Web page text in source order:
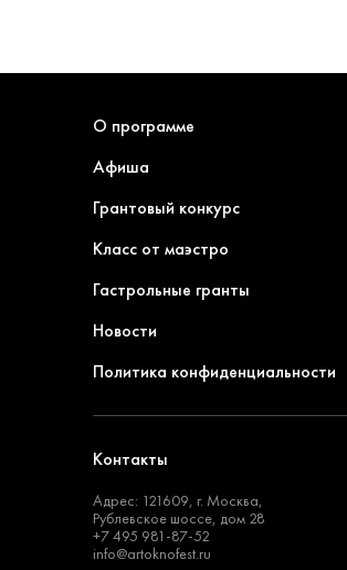
О программе
Афиша
Грантовый конкурс
Класс от маэстро
Гастрольные гранты
Новости
Политика конфиденциальности
Контакты
Адрес: 121609, г. Москва,
Рублевское шоссе, дом 28
+7 495 981-87-52
info@artoknofest.ru